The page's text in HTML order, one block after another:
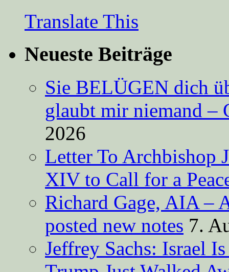
Translate This
Neueste Beiträge
Sie BELÜGEN dich
glaubt mir niemand –
2026
Letter To Archbishop
XIV to Call for a
Richard Gage, AIA –
posted new notes 7.
Jeffrey Sachs: Israel